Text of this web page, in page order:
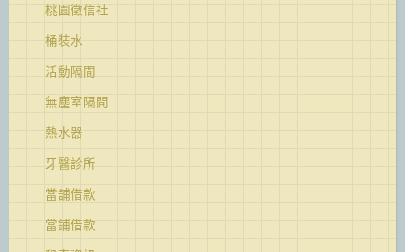
桃園徵信社
桶裝水
活動隔間
無塵室隔間
熱水器
牙醫診所
當舖借款
當鋪借款